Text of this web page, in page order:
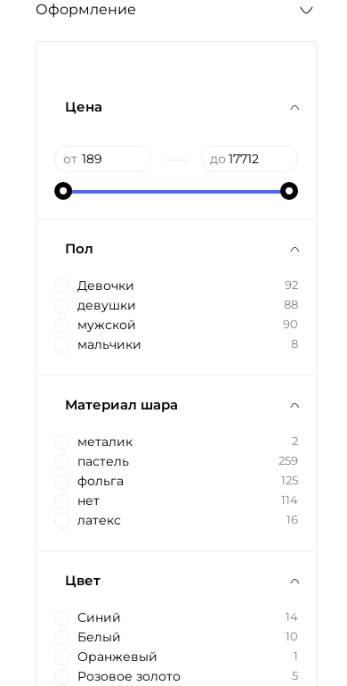
Оформление
Цена
от до
Пол
Девочки 92
девушки 88
мужской 90
мальчики 8
Материал шара
металик 2
пастель 259
фольга 125
нет 114
латекс 16
Цвет
Синий 14
Белый 10
Оранжевый 1
Розовое золото 5